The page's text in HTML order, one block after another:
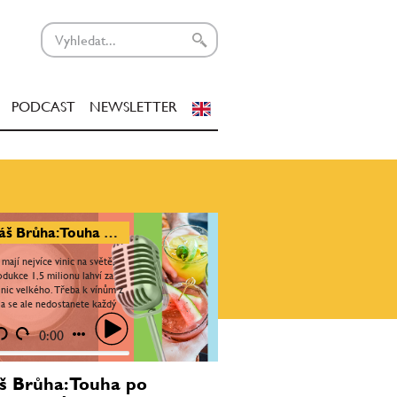
PODCAST NEWSLETTER
Tomáš Brůha: Touha po dokonalosti. Úspěšné vinařství má za sebou někoho s vizí a touhou po kvalitě
mají nejvíce vinic na světě,
1,5 milionu lahví za
velkého. Třeba k vínům z
se ale nedostanete každý
Head Sommelier Premier
0:00
Brůha: Touha po